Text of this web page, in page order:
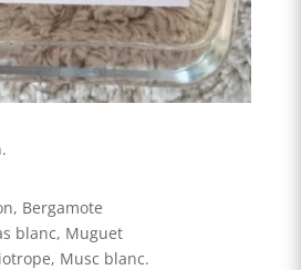
Bergamote
blanc, Muguet
Musc blanc.